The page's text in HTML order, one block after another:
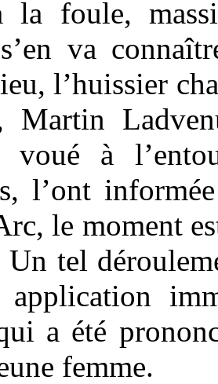
la foule,
va
l’huissier
Martin
voué à
l’ont
le moment
tel
a été
femme.